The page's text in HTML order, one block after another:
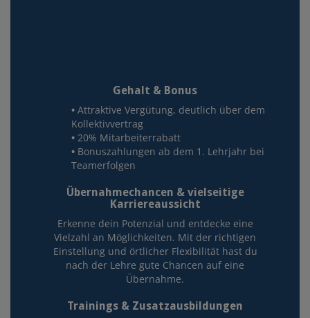
Gehalt & Bonus
Attraktive Vergütung, deutlich über dem
Kollektivvertrag
20% Mitarbeiterrabatt
Bonuszahlungen ab dem 1. Lehrjahr bei
Teamerfolgen
Übernahmechancen & vielseitige
Karriereaussicht
Erkenne dein Potenzial und entdecke eine
Vielzahl an Möglichkeiten. Mit der richtigen
Einstellung und örtlicher Flexibilität hast du
nach der Lehre gute Chancen auf eine
Übernahme.
Trainings & Zusatzausbildungen